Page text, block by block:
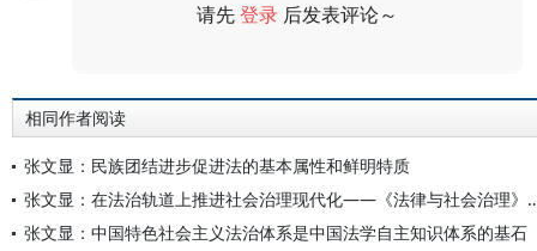
请先登录 后发表评论～
相同作者阅读
张文显：民族团结进步促进法的基本属性和鲜明特质
张文显：在法治轨道上推进社会
张文显：中国特色社会主义法治体系是中国法学自主知识体系的基石